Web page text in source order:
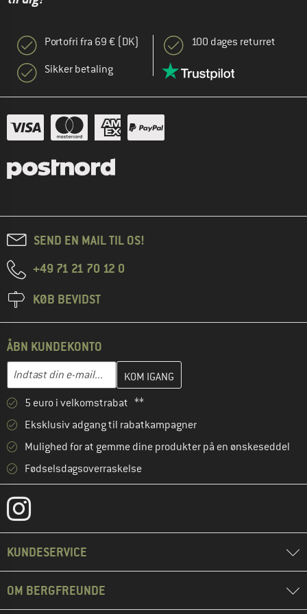
Portofri fra 69 € (DK)
Sikker betaling
100 dages returret
SEND EN MAIL TIL OS!
+49 71 21 70 12 0
KØB BEVIDST
ÅBN KUNDEKONTO
E-mail-adresse
Indtast din e-mailadresse her, og opret i næste trin din
5 euro i velkomstrabat **
Eksklusiv adgang til rabatkampagner
Mulighed for at gemme dine produkter på en ønskeseddel
Fødselsdagsoverraskelse
KUNDESERVICE
OM BERGFREUNDE